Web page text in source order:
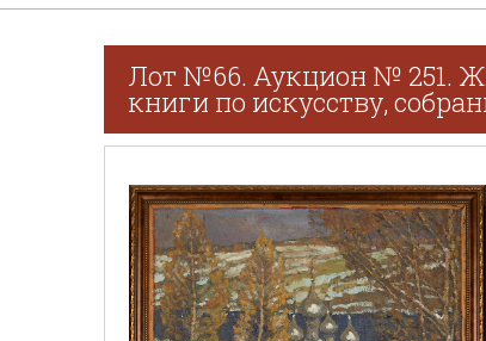
Лот №66. Аукцион № 251.
книги по искусству,